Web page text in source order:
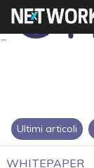
Ultimi articoli
WHITEPAPER